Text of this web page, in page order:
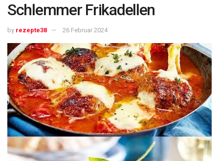
Schlemmer Frikadellen
by rezepte38 26 Februar 2024